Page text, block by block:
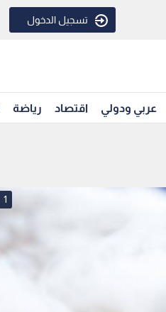
تسجيل الدخول
عربي ودولي اقتصاد رياضة
1